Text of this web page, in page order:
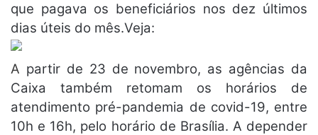
que pagava os beneficiários nos dez últimos
dias úteis do mês.Veja:
A partir de 23 de novembro, as agências da
Caixa também retomam os horários de
atendimento pré-pandemia de covid-19, entre
10h e 16h, pelo horário de Brasília. A depender